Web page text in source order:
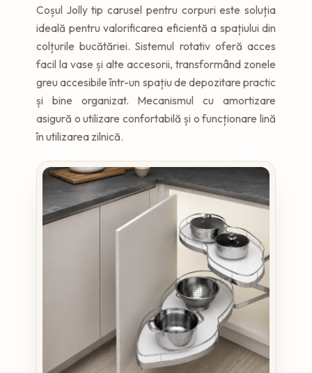
Coșul Jolly tip carusel pentru corpuri este soluția
ideală pentru valorificarea eficientă a spațiului din
colțurile bucătăriei. Sistemul rotativ oferă acces
facil la vase și alte accesorii, transformând zonele
greu accesibile într-un spațiu de depozitare practic
și bine organizat. Mecanismul cu amortizare
asigură o utilizare confortabilă și o funcționare lină
în utilizarea zilnică.